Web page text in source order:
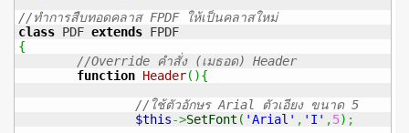
//ทำการสืบทอดคลาส FPDF ให้เป็นคลาสใหม่
class PDF extends
{
//Override คำสั่ง (เมธอด) Header
function Header( ){
//ใช้ตัวอักษร Arial ตัวเอียง ขนาด 5
$this->SetFont ( 'Arial' , 'I' ,5) ;